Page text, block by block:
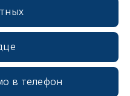
в телефон